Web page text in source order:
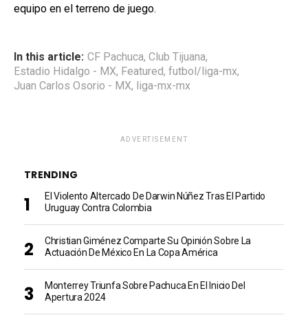
equipo en el terreno de juego.
In this article: CF Pachuca, Club Tijuana,
Estadio Hidalgo - MX, Featured, futbol/liga-mx,
Juan Carlos Osorio - MX, liga-mx-mx
ADVERTISEMENT
TRENDING
El Violento Altercado De Darwin Núñez Tras El Partido
Uruguay Contra Colombia
Christian Giménez Comparte Su Opinión Sobre La
Actuación De México En La Copa América
Monterrey Triunfa Sobre Pachuca En El Inicio Del
Apertura 2024